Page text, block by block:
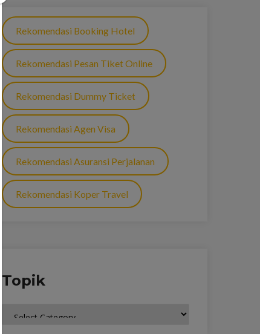
Rekomendasi Booking Hotel
Rekomendasi Pesan Tiket Online
Rekomendasi Dummy Ticket
Rekomendasi Agen Visa
Rekomendasi Asuransi Perjalanan
Rekomendasi Koper Travel
Topik